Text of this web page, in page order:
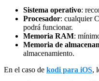
Sistema operativo:
Procesador: cualquier
podrá funcionar.
Memoria RAM:
Memoria de
almacenamiento.
En el caso de kodi para iOS,